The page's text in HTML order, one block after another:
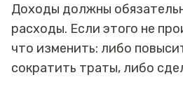
Доходы должны
расходы. Если этого не
что изменить: либо
сократить траты, либо